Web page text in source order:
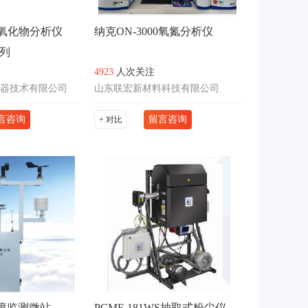
化物分析仪
技术有限公司
咨询
纳克ON-3000氧氮分析仪
4923 人次关注
山东联宏新材料科技有限公司
+ 对比 留言咨询